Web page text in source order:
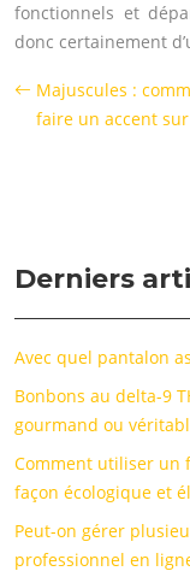
fonctionnels et
donc certainement
Majuscules :
faire un accent sur
Derniers
Avec quel pantalon
Bonbons au delta-9
gourmand ou
Comment utiliser un
façon écologique et
Peut-on gérer
professionnel en